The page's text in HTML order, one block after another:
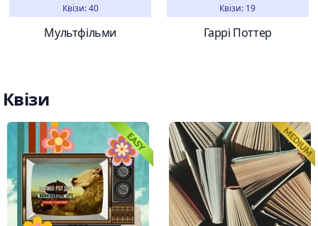
Квізи: 40
Мультфільми
Квізи: 19
Гаррі Поттер
Квізи